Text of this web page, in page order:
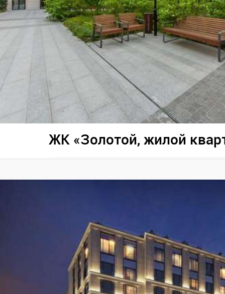
ЖК «Золотой, жилой